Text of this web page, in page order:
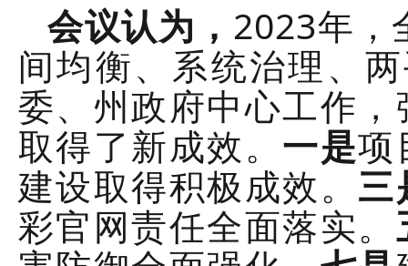
会议认为， 2023年，
间均衡、系统治理、
委、州政府中心工作
取得了新成效。 一是项
建设取得积极成效。 三
彩官网责任全面落实。